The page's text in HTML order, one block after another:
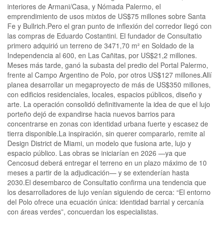
interiores de Armani/Casa, y Nómada Palermo, el
emprendimiento de usos mixtos de US$75 millones sobre Santa
Fe y Bullrich.Pero el gran punto de inflexión del corredor llegó con
las compras de Eduardo Costantini. El fundador de Consultatio
primero adquirió un terreno de 3471,70 m² en Soldado de la
Independencia al 600, en Las Cañitas, por US$21,2 millones.
Meses más tarde, ganó la subasta del predio del Portal Palermo,
frente al Campo Argentino de Polo, por otros US$127 millones.Allí
planea desarrollar un megaproyecto de más de US$350 millones,
con edificios residenciales, locales, espacios públicos, diseño y
arte. La operación consolidó definitivamente la idea de que el lujo
porteño dejó de expandirse hacia nuevos barrios para
concentrarse en zonas con identidad urbana fuerte y escasez de
tierra disponible.La inspiración, sin querer compararlo, remite al
Design District de Miami, un modelo que fusiona arte, lujo y
espacio público. Las obras se iniciarían en 2026 —ya que
Cencosud deberá entregar el terreno en un plazo máximo de 10
meses a partir de la adjudicación— y se extenderían hasta
2030.El desembarco de Consultatio confirma una tendencia que
los desarrolladores de lujo venían siguiendo de cerca: “El entorno
del Polo ofrece una ecuación única: identidad barrial y cercanía
con áreas verdes”, concuerdan los especialistas.